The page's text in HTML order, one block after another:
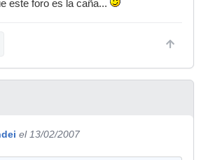
este foro es la caña...
el 13/02/2007